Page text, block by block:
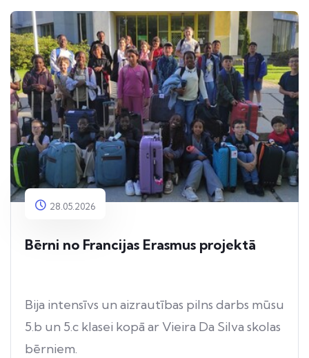
28.05.2026
Bērni no Francijas Erasmus projektā
Bija intensīvs un aizrautības pilns darbs mūsu
5.b un 5.c klasei kopā ar Vieira Da Silva skolas
bērniem.